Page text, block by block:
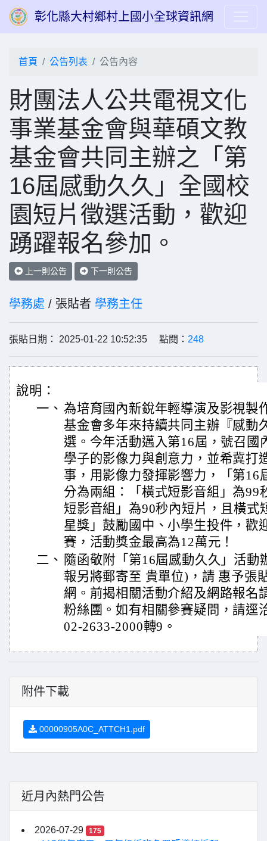
彰化縣大村鄉村上國小全球資訊網
首頁 公告列表 公告內容
財團法人公共電視文化
事業基金會與華碩文教
基金會共同主辦之「第
16屆感動久久」全國校
園短片徵選活動，歡迎
踴躍報名參加。
上一則公告 下一則公告
學務處 / 張貼者 學務主任
張貼日期： 2025-01-22 10:52:35 點閱： 248
說明：
一、 為培育國內新銳年輕導演及影視製
基金會多年來持續共同主辦『感動
選。今年活動邁入第16屆，號召國
學子的影像力與創意力，並希冀打
事，用影像力發揮影響力，「第16
分為兩組：「橫式短影音組」為99
短影音組」為90秒內短片，且橫式
星獎」鼓勵國中、小學生投件，歡
賽，活動獎金最高為12萬元！
二、 隨函敬附「第16屆感動久久」活動
報另將郵寄至 貴單位)，請 惠予張
網。前揭相關活動介紹及網路報名
粉絲團。如有相關參賽疑問，請逕
02-2633-2000轉9。
附件下載
00000905A0C_ATTCH1.pdf
近月內熱門公告
2026-07-29 175